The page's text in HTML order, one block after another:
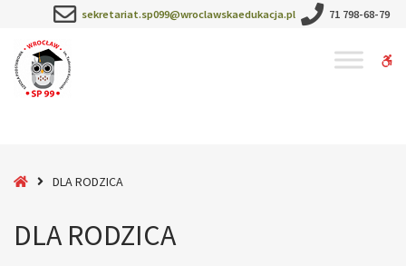
RODZICA
sekretariat.sp099@wroclawskaedukacja.pl 71 798-68-79
HomeDLA RODZICA
DLA RODZICA